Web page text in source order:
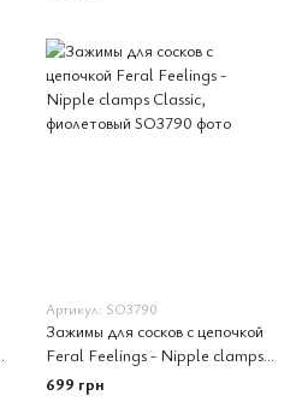
Артикул: SO3790
Зажимы для сосков с цепочкой
Feral Feelings - Nipple clamps
Classic, фиолетовый
699 грн